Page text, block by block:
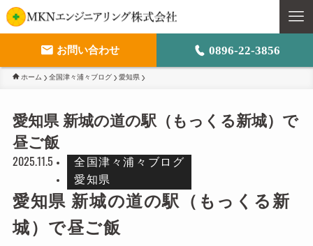
ト
お問い合わせ 0896-22-3856
ホーム 全国津々浦々ブログ 愛知県
愛知県 新城の道の駅（もっくる新城）で
昼ご飯
2025.11.5
全国津々浦々ブログ
愛知県
愛知県 新城の道の駅（もっくる新
城）で昼ご飯